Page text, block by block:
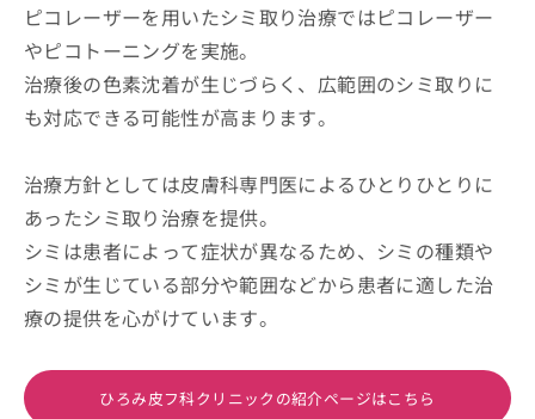
ピコレーザーを用いたシミ取り治療ではピコレーザー
やピコトーニングを実施。
治療後の色素沈着が生じづらく、広範囲のシミ取りに
も対応できる可能性が高まります。
治療方針としては皮膚科専門医によるひとりひとりに
あったシミ取り治療を提供。
シミは患者によって症状が異なるため、シミの種類や
シミが生じている部分や範囲などから患者に適した治
療の提供を心がけています。
ひろみ皮フ科クリニックの紹介ページはこちら